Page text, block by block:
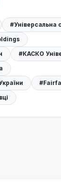
#Універсальна
#КАСКО